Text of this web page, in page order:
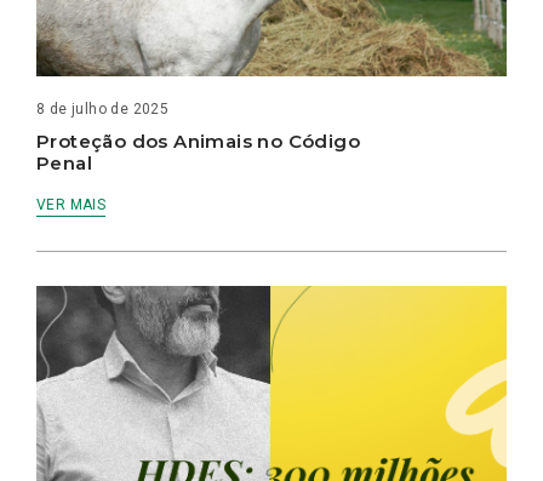
8 de julho de 2025
Proteção dos Animais no Código
Penal
VER MAIS